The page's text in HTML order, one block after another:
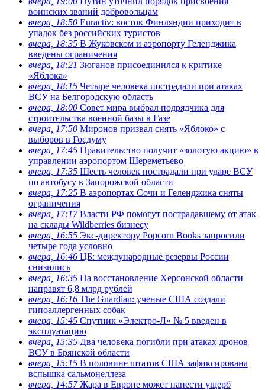
воинских званий добровольцам
вчера, 18:50 Euractiv: восток Финляндии приходит в
упадок без российских туристов
вчера, 18:35 В Жуковском и аэропорту Геленджика
введены ограничения
вчера, 18:21 Зюганов присоединился к критике
«Яблока»
вчера, 18:15 Четыре человека пострадали при атаках
ВСУ на Белгородскую область
вчера, 18:00 Совет мира выбрал подрядчика для
строительства военной базы в Газе
вчера, 17:50 Миронов призвал снять «Яблоко» с
выборов в Госдуму
вчера, 17:45 Правительство получит «золотую акцию» в
управлении аэропортом Шереметьево
вчера, 17:35 Шесть человек пострадали при ударе ВСУ
по автобусу в Запорожской области
вчера, 17:25 В аэропортах Сочи и Геленджика сняты
ограничения
вчера, 17:17Власти РФ помогут пострадавшему от атак
на склады Wildberries бизнесу
вчера, 16:55 Экс-директору Popcorn Books запросили
четыре года условно
вчера, 16:46 ЦБ: международные резервы России
снизились
вчера, 16:35 На восстановление Херсонской области
направят 6,8 млрд рублей
вчера, 16:16 The Guardian: ученые США создали
гипоаллергенных собак
вчера, 15:45 Спутник «Электро-Л» № 5 введен в
эксплуатацию
вчера, 15:35 Два человека погибли при атаках дронов
ВСУ в Брянской области
вчера, 15:15 В половине штатов США зафиксирована
вспышка сальмонеллеза
вчера, 14:57Жара в Европе может нанести ущерб